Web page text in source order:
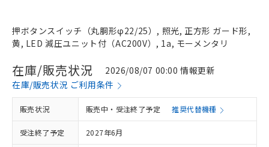
押ボタンスイッチ（丸胴形φ22/25）, 照光, 正方形 ガード形,
黄, LED 減圧ユニット付（AC200V）, 1a, モーメンタリ
在庫/販売状況
2026/08/07 00:00 情報更新
在庫/販売状況 ご利用条件
販売状況 販売中・受注終了予定 推奨代替機種
受注終了予定 2027年6月